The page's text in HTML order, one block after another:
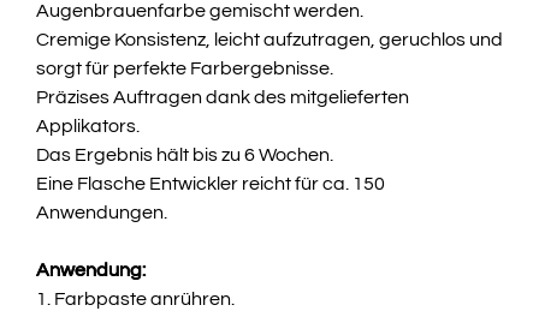
Augenbrauenfarbe gemischt werden.
Cremige Konsistenz, leicht aufzutragen, geruchlos und
sorgt für perfekte Farbergebnisse.
Präzises Auftragen dank des mitgelieferten
Applikators.
Das Ergebnis hält bis zu 6 Wochen.
Eine Flasche Entwickler reicht für ca. 150
Anwendungen.
Anwendung:
1. Farbpaste anrühren.